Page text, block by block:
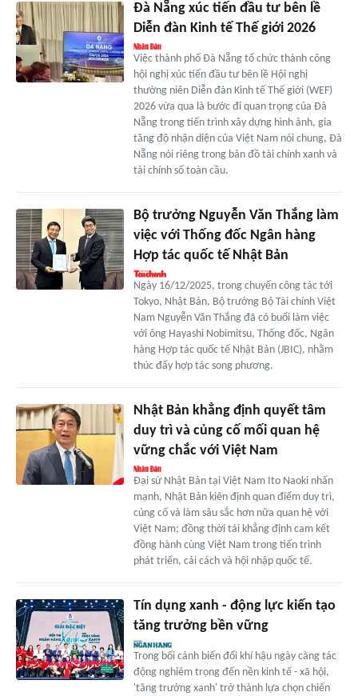
Đà Nẵng xúc tiến đầu tư bên lề
Diễn đàn Kinh tế Thế giới 2026
Việc thành phố Đà Nẵng tổ chức thành công
hội nghị xúc tiến đầu tư bên lề Hội nghị
thường niên Diễn đàn Kinh tế Thế giới (WEF)
2026 vừa qua là bước đi quan trọng của Đà
Nẵng trong tiến trình xây dựng hình ảnh, gia
tăng độ nhận diện của Việt Nam nói chung, Đà
Nẵng nói riêng trong bản đồ tài chính xanh và
tài chính số toàn cầu.
Bộ trưởng Nguyễn Văn Thắng làm
việc với Thống đốc Ngân hàng
Hợp tác quốc tế Nhật Bản
Ngày 16/12/2025, trong chuyến công tác tới
Tokyo, Nhật Bản, Bộ trưởng Bộ Tài chính Việt
Nam Nguyễn Văn Thắng đã có buổi làm việc
với ông Hayashi Nobimitsu, Thống đốc, Ngân
hàng Hợp tác quốc tế Nhật Bản (JBIC), nhằm
thúc đẩy hợp tác song phương.
Nhật Bản khẳng định quyết tâm
duy trì và củng cố mối quan hệ
vững chắc với Việt Nam
Đại sứ Nhật Bản tại Việt Nam Ito Naoki nhấn
mạnh, Nhật Bản kiên định quan điểm duy trì,
củng cố và làm sâu sắc hơn nữa quan hệ với
Việt Nam; đồng thời tái khẳng định cam kết
đồng hành cùng Việt Nam trong tiến trình
phát triển, cải cách và hội nhập quốc tế.
Tín dụng xanh - động lực kiến tạo
tăng trưởng bền vững
Trong bối cảnh biến đổi khí hậu ngày càng tác
động nghiêm trọng đến nền kinh tế - xã hội,
'tăng trưởng xanh' trở thành lựa chọn chiến